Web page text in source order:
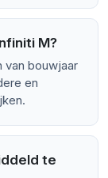
M?
van bouwjaar
en
te